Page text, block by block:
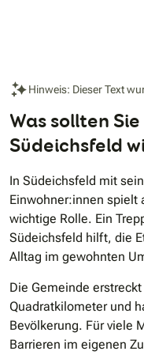
Hinweis: Dieser Text
Was sollten
Südeichsfeld
In Südeichsfeld mit
Einwohner:innen spielt
wichtige Rolle. Ein
Südeichsfeld hilft, die
Alltag im gewohnten
Die Gemeinde
Quadratkilometer und
Bevölkerung. Für viele
Barrieren im eigenen